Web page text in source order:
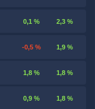
0,1 % 2,3 %
-0,5 % 1,9 %
1,8 % 1,8 %
0,9 % 1,8 %